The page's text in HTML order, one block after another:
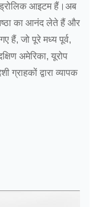
आइटम हैं।अब
का आनंद लेते हैं और
हैं, जो पूरे मध्य पूर्व,
अमेरिका, यूरोप
द्वारा व्यापक